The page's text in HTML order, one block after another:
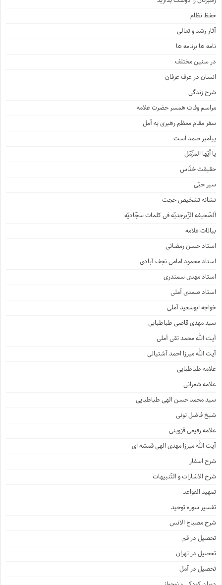
حفظ نظام
آثار رشد و تعالی
نامه ها برنامه ها
در سنین مختلف
انسان در عرف عرفان
شرح زندگی
مراسم وفات همسر حضرت علامه
سفر مقام معظم رهبری به آمل
پیامبر صمد است
یا أیّها المزّمّل
حقیقت خنّاس
سیر حبّی
نشانه تشخیص حجت
ألصّحیفه الزّبرجدیّه فی کلمات سجّادیّه
بیانات علامه
استاد حسن رمضانی
استاد محمود امامی نجف آبادی
استاد مهدی سمندری
استاد صمدی آملی
خواجه ابوسعید آملی
سید مهدی قاضی طباطبایی
آیت الله محمد تقی آملی
آیت الله میرزا احمد آشتیانی
علامه طباطبایی
علامه شعرانی
سید محمد حسن الهی طباطبایی
شیخ فاضل تونی
علامه رفیعی قزوینی
آیت الله میرزا مهدی الهی قمشه ای
شرح اسفار
شرح الاشارات و التّنبیهات
تمهید القواعد
تفسیر سوره توحید
شرح مصباح الانس
تحصیل در قم
تحصیل در تهران
تحصیل در آمل